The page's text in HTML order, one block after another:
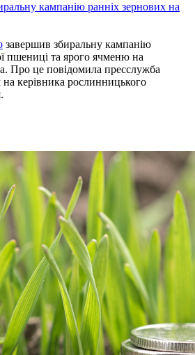
кампанію ранніх зернових на
завершив збиральну кампанію
пшениці та ярого ячменю на
Про це повідомила пресслужба
керівника рослинницького